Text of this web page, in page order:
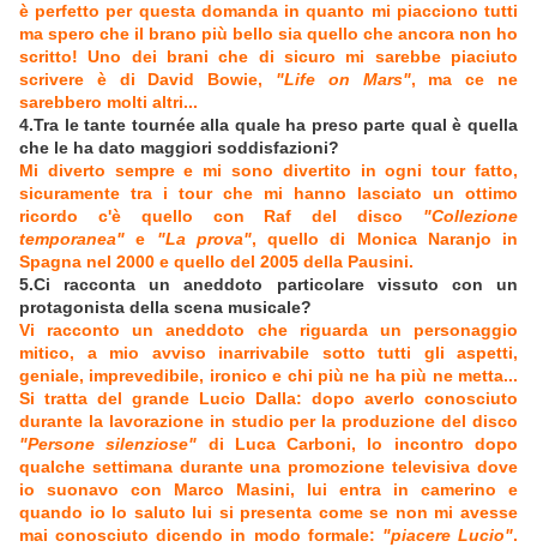
è perfetto per questa domanda in quanto mi piacciono tutti
ma spero che il brano più bello sia quello che ancora non ho
scritto! Uno dei brani che di sicuro mi sarebbe piaciuto
scrivere è di David Bowie, "Life on Mars", ma ce ne
sarebbero molti altri...
4.Tra le tante tournée alla quale ha preso parte qual è quella
che le ha dato maggiori soddisfazioni?
Mi diverto sempre e mi sono divertito in ogni tour fatto,
sicuramente tra i tour che mi hanno lasciato un ottimo
ricordo c'è quello con Raf del disco "Collezione
temporanea" e "La prova", quello di Monica Naranjo in
Spagna nel 2000 e quello del 2005 della Pausini.
5.Ci racconta un aneddoto particolare vissuto con un
protagonista della scena musicale?
Vi racconto un aneddoto che riguarda un personaggio
mitico, a mio avviso inarrivabile sotto tutti gli aspetti,
geniale, imprevedibile, ironico e chi più ne ha più ne metta...
Si tratta del grande Lucio Dalla: dopo averlo conosciuto
durante la lavorazione in studio per la produzione del disco
"Persone silenziose" di Luca Carboni, lo incontro dopo
qualche settimana durante una promozione televisiva dove
io suonavo con Marco Masini, lui entra in camerino e
quando io lo saluto lui si presenta come se non mi avesse
mai conosciuto dicendo in modo formale: "piacere Lucio".